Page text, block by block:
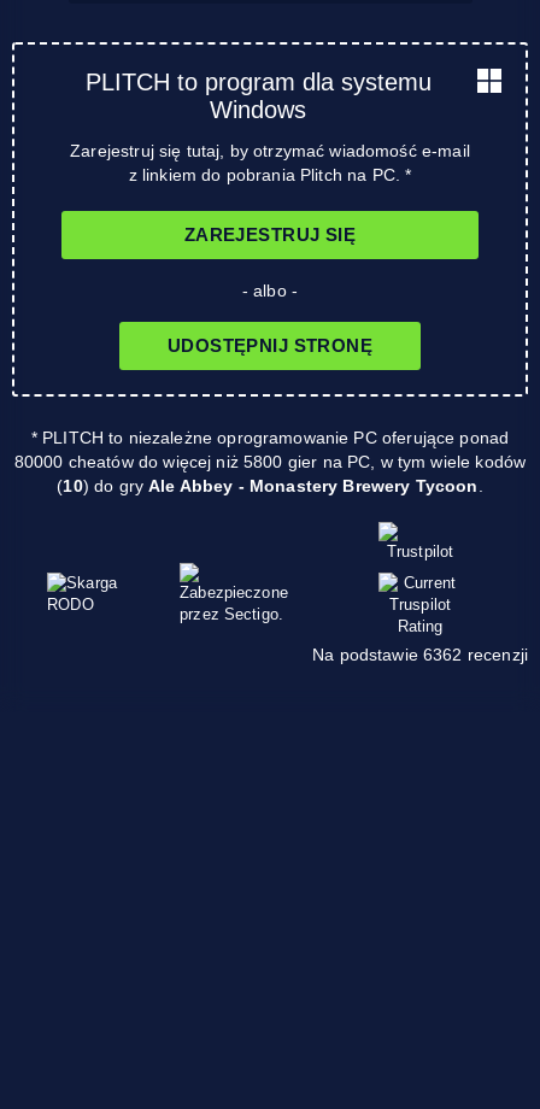
PLITCH to program dla systemu
Windows
Zarejestruj się tutaj, by otrzymać wiadomość e-mail
z linkiem do pobrania Plitch na PC. *
ZAREJESTRUJ SIĘ
- albo -
UDOSTĘPNIJ STRONĘ
* PLITCH to niezależne oprogramowanie PC oferujące ponad
80000 cheatów do więcej niż 5800 gier na PC, w tym wiele kodów
(10) do gryAle Abbey - Monastery Brewery Tycoon
Na podstawie 6362 recenzji